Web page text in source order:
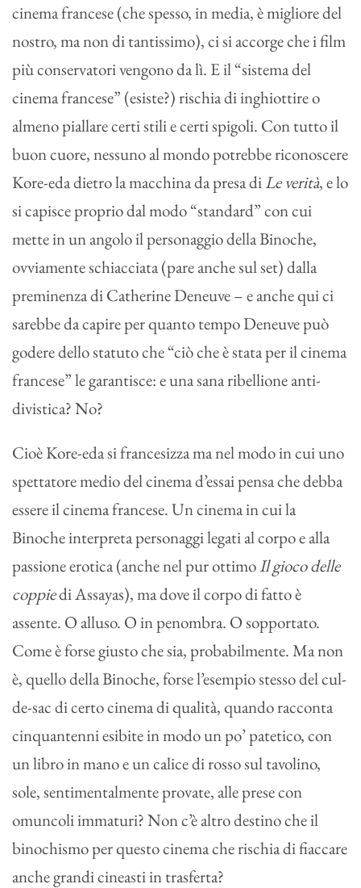
cinema francese (che spesso, in media, è migliore del
nostro, ma non di tantissimo), ci si accorge che i film
più conservatori vengono da lì. E il “sistema del
cinema francese” (esiste?) rischia di inghiottire o
almeno piallare certi stili e certi spigoli. Con tutto il
buon cuore, nessuno al mondo potrebbe riconoscere
Kore-eda dietro la macchina da presa diLe verità, e lo
si capisce proprio dal modo “standard” con cui
mette in un angolo il personaggio della Binoche,
ovviamente schiacciata (pare anche sul set) dalla
preminenza di Catherine Deneuve – e anche qui ci
sarebbe da capire per quanto tempo Deneuve può
godere dello statuto che “ciò che è stata per il cinema
francese” le garantisce: e una sana ribellione anti-
divistica? No?
Cioè Kore-eda si francesizza ma nel modo in cui uno
spettatore medio del cinema d’essai pensa che debba
essere il cinema francese. Un cinema in cui la
Binoche interpreta personaggi legati al corpo e alla
passione erotica (anche nel pur ottimoIl gioco delle
coppiedi Assayas), ma dove il corpo di fatto è
assente. O alluso. O in penombra. O sopportato.
Come è forse giusto che sia, probabilmente. Ma non
è, quello della Binoche, forse l’esempio stesso del cul-
de-sac di certo cinema di qualità, quando racconta
cinquantenni esibite in modo un po’ patetico, con
un libro in mano e un calice di rosso sul tavolino,
sole, sentimentalmente provate, alle prese con
omuncoli immaturi? Non c’è altro destino che il
binochismo per questo cinema che rischia di fiaccare
anche grandi cineasti in trasferta?